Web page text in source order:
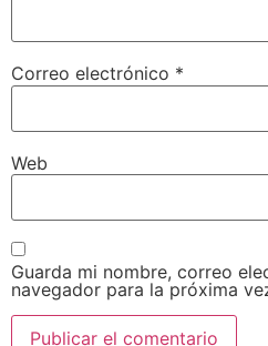
Correo electrónico *
Web
Guarda mi nombre, correo
navegador para la próxima